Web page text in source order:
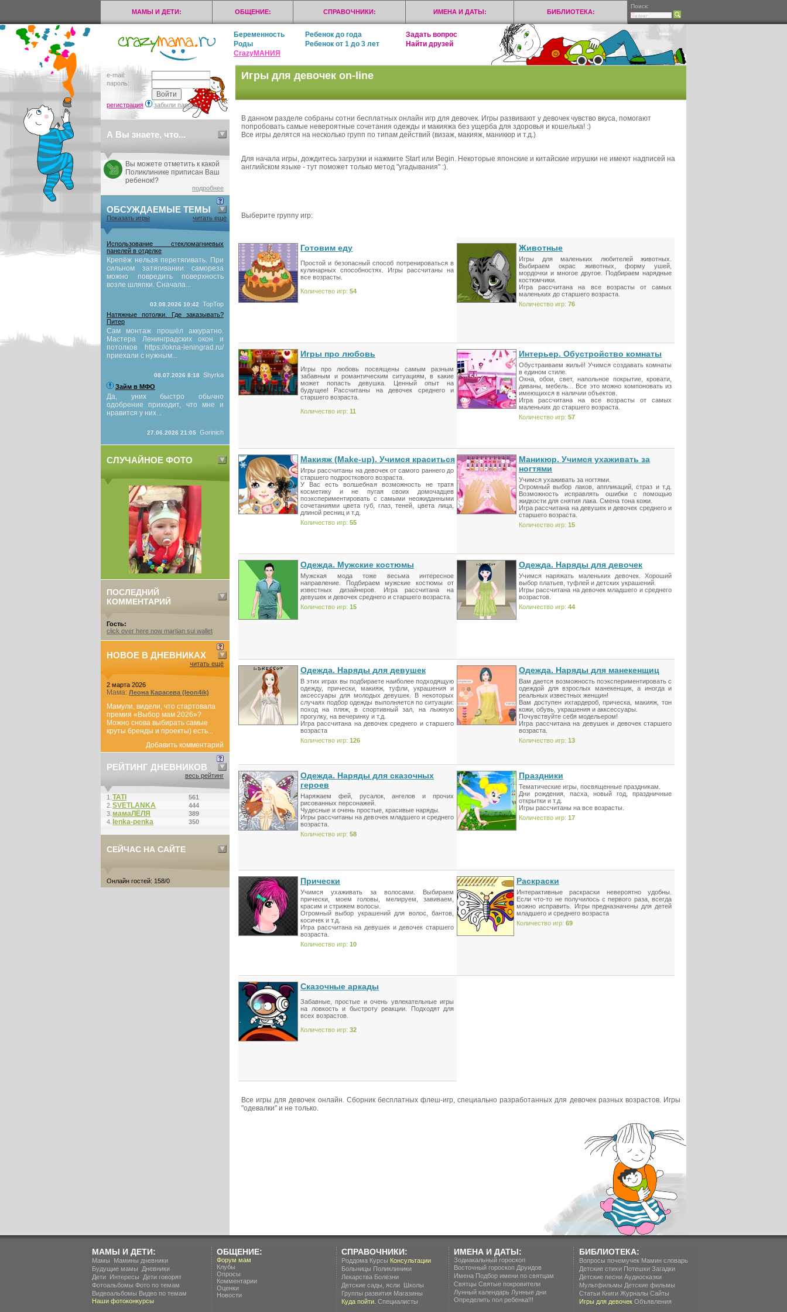
МАМЫ И ДЕТИ: ОБЩЕНИЕ: СПРАВОЧНИКИ: ИМЕНА И ДАТЫ: БИБЛИОТЕКА:
Поиск:
Беременность Ребенок до года
Задать вопрос
Роды
Ребенок от 1 до 3 лет
Найти друзей
CrazyМАНИЯ
e-mail:
пароль:
регистрация забыли пароль?
А Вы знаете, что...
Вы можете отметить к какой
Поликлинике приписан Ваш
ребенок!?
подробнее
ОБСУЖДАЕМЫЕ ТЕМЫ
Показать игры читать ещё
Использование стекломагниевых
панелей в отделке
Крепёж нельзя перетягивать. При
сильном затягивании самореза
можно повредить поверхность
возле шляпки. Сначала...
03.08.2026 10:42
TopTop
Натяжные потолки. Где заказывать?
Питер
Сам монтаж прошёл аккуратно.
Мастера Ленинградских окон и
потолков https://okna-leningrad.ru/
приехали с нужным...
08.07.2026 8:18
Shyrka
Займ в МФО
Да, уних быстро обычно
одобрение приходит, что мне и
нравится у них...
27.06.2026 21:05 Gorinich
СЛУЧАЙНОЕ ФОТО
ПОСЛЕДНИЙ
КОММЕНТАРИЙ
Гость:
click over here now martian sui wallet
НОВОЕ В ДНЕВНИКАХ
читать ещё
2 марта 2026
Мама: Леона Карасева (leon4ik)
Мамули, видели, что стартовала
премия «Выбор мам 2026»?
Можно снова выбирать самые
круты бренды и проекты) есть...
Добавить комментарий
РЕЙТИНГ ДНЕВНИКОВ
весь рейтинг
1. ТАТI
561
2. SVETLANKA
444
3. мамаЛЁЛЯ
389
4. lenka-penka 350
СЕЙЧАС НА САЙТЕ
Онлайн гостей: 158/0
Игры для девочек on-line
В данном разделе собраны сотни бесплатных онлайн игр для девочек. Игры развивают у девочек чувство вкуса, помогают
попробовать самые невероятные сочетания одежды и макияжа без ущерба для здоровья и кошелька! :)
Все игры делятся на несколько групп по типам действий (визаж, макияж, маникюр и т.д.)
Для начала игры, дождитесь загрузки и нажмите Start или Begin. Некоторые японские и китайские игрушки не имеют надписей на
английском языке - тут поможет только метод "угадывания" :).
Выберите группу игр:
Готовим еду
Простой и безопасный способ потренироваться в
кулинарных способностях. Игры рассчитаны на
все возрасты.
Количество игр: 54
Животные
Игры для маленьких любителей животных.
Выбираем окрас животных, форму ушей,
мордочки и многое другое. Подбираем нарядные
костюмчики.
Игра рассчитана на все возрасты от самых
маленьких до старшего возраста.
Количество игр: 76
Игры про любовь
Игры про любовь посвящены самым разным
забавным и романтическим ситуациям, в какие
может попасть девушка. Ценный опыт на
будущее! Рассчитаны на девочек среднего и
старшего возраста.
Количество игр: 11
Интерьер. Обустройство комнаты
Обустраиваем жильё! Учимся создавать комнаты
в едином стиле.
Окна, обои, свет, напольное покрытие, кровати,
диваны, мебель... Все это можно компоновать из
имеющихся в наличии объектов.
Игра рассчитана на все возрасты от самых
маленьких до старшего возраста.
Количество игр: 57
Макияж (Make-up). Учимся краситься
Игры рассчитаны на девочек от самого раннего до
старшего подросткового возраста.
У Вас есть волшебная возможность не тратя
косметику и не пугая своих домочадцев
поэкспериментировать с самыми неожиданными
сочетаниями цвета губ, глаз, теней, цвета лица,
длиной ресниц и т.д.
Количество игр: 55
Маникюр. Учимся ухаживать за
ногтями
Учимся ухаживать за ногтями.
Огромный выбор лаков, аппликаций, страз и т.д.
Возможность исправлять ошибки с помощью
жидкости для снятия лака. Смена тона кожи.
Игра рассчитана на девушек и девочек среднего и
старшего возраста.
Количество игр: 15
Одежда. Мужские костюмы
Мужская мода тоже весьма интересное
направление. Подбираем мужские костюмы от
известных дизайнеров. Игра рассчитана на
девушек и девочек среднего и старшего возраста.
Количество игр: 15
Одежда. Наряды для девочек
Учимся наряжать маленьких девочек. Хороший
выбор платьев, туфлей и детских украшений.
Игры рассчитана на девочек младшего и среднего
возрастов.
Количество игр: 44
Одежда. Наряды для девушек
В этих играх вы подбираете наиболее подходящую
одежду, прически, макияж, туфли, украшения и
аксессуары для молодых девушек. В некоторых
случаях подбор одежды выполняется по ситуации:
поход на пляж, в спортивный зал, на лыжную
прогулку, на вечеринку и т.д.
Игра рассчитана на девочек среднего и старшего
возраста
Количество игр: 126
Одежда. Наряды для манекенщиц
Вам дается возможность поэкспериментировать с
одеждой для взрослых манекенщик, а иногда и
реальных известных женщин!
Вам доступен ихгардероб, прическа, макияж, тон
кожи, обувь, украшения и акксессуары.
Почувствуйте себя модельером!
Игра рассчитана на девушек и девочек старшего
возраста.
Количество игр: 13
Одежда. Наряды для сказочных
героев
Наряжаем фей, русалок, ангелов и прочих
рисованных персонажей.
Чудесные и очень простые, красивые наряды.
Игры рассчитаны на девочек младшего и среднего
возраста.
Количество игр: 58
Праздники
Тематические игры, посвященные праздникам.
Дни рождения, пасха, новый год, праздничные
открытки и т.д.
Игры рассчитаны на все возрасты.
Количество игр: 17
Прически
Учимся ухаживать за волосами. Выбираем
прически, моем головы, мелируем, завиваем,
красим и стрижем волосы.
Огромный выбор украшений для волос, бантов,
косичек и т.д.
Игра рассчитана на девушек и девочек старшего
возраста.
Количество игр: 10
Раскраски
Интерактивные раскраски невероятно удобны.
Если что-то не получилось с первого раза, всегда
можно исправить. Игры предназначены для детей
младшего и среднего возраста
Количество игр: 69
Сказочные аркады
Забавные, простые и очень увлекательные игры
на ловкость и быстроту реакции. Подходят для
всех возрастов.
Количество игр: 32
Все игры для девочек онлайн. Сборник бесплатных флеш-игр, специально разработанных для девочек разных возрастов. Игры
"одевалки" и не только.
МАМЫ И ДЕТИ:
Мамы
Мамины дневники
Будущие мамы
Дневники
Дети Интересы
Дети говорят
Фотоальбомы Фото по темам
Видеоальбомы Видео по темам
Наши фотоконкурсы
ОБЩЕНИЕ:
Форум мам
Клубы
Опросы
Комментарии
Оценки
Новости
СПРАВОЧНИКИ:
Роддома Курсы Консультации
Больницы Поликлиники
Лекарства Болезни
Детские сады, ясли Школы
Группы развития Магазины
Куда пойти. Специалисты
ИМЕНА И ДАТЫ:
Зодиакальный гороскоп
Восточный гороскоп Друидов
Имена Подбор имени по святцам
Святцы Святые покровители
Лунный календарь Лунные дни
Определить пол ребенка!!!
БИБЛИОТЕКА:
Вопросы почемучек Мамин словарь
Детские стихи Потешки Загадки
Детские песни Аудиосказки
Мультфильмы Детские фильмы
Статьи Книги Журналы Сайты
Игры для девочек Объявления